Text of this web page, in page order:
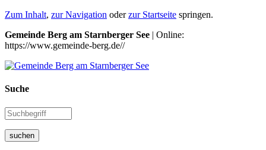
Zum Inhalt, zur Navigation oderzur Startseite springen.
Gemeinde Berg am Starnberger See | Online:
https://www.gemeinde-berg.de//
Suche
suchen